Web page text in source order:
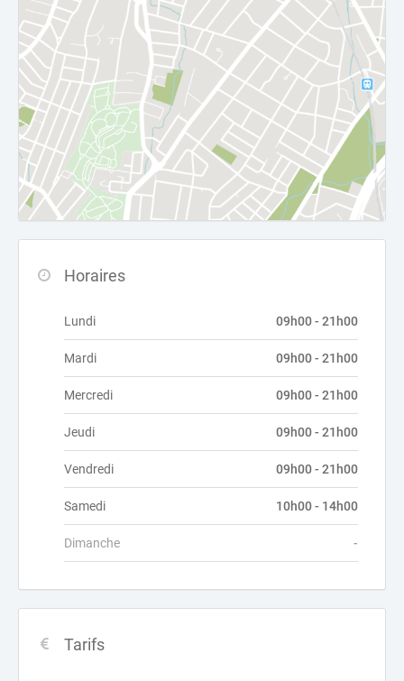
Horaires
Lundi 09h00 - 21h00
Mardi 09h00 - 21h00
Mercredi 09h00 - 21h00
Jeudi 09h00 - 21h00
Vendredi 09h00 - 21h00
Samedi 10h00 - 14h00
Dimanche -
Tarifs